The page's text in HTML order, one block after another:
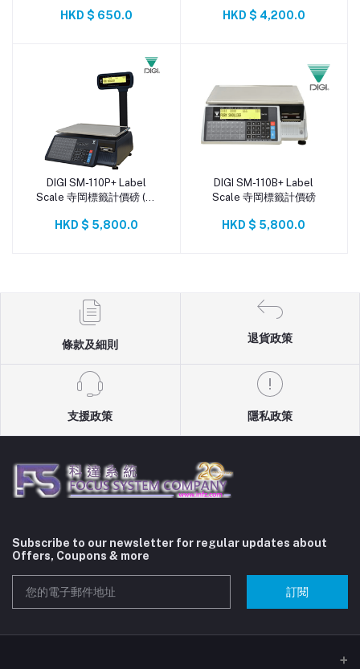
HKD $ 650.0 HKD $ 4,200.0
添加到購物車
DIGI SM-110P+ Label
Scale 寺岡標籤計價磅 (藍
HKD $ 5,800.0
添加到購物車
DIGI SM-110B+ Label
Scale 寺岡標籤計價磅
HKD $ 5,800.0
條款及細則
退貨政策
支援政策 隱私政策
Subscribe to our newsletter for regular updates about
Offers, Coupons & more
訂閱